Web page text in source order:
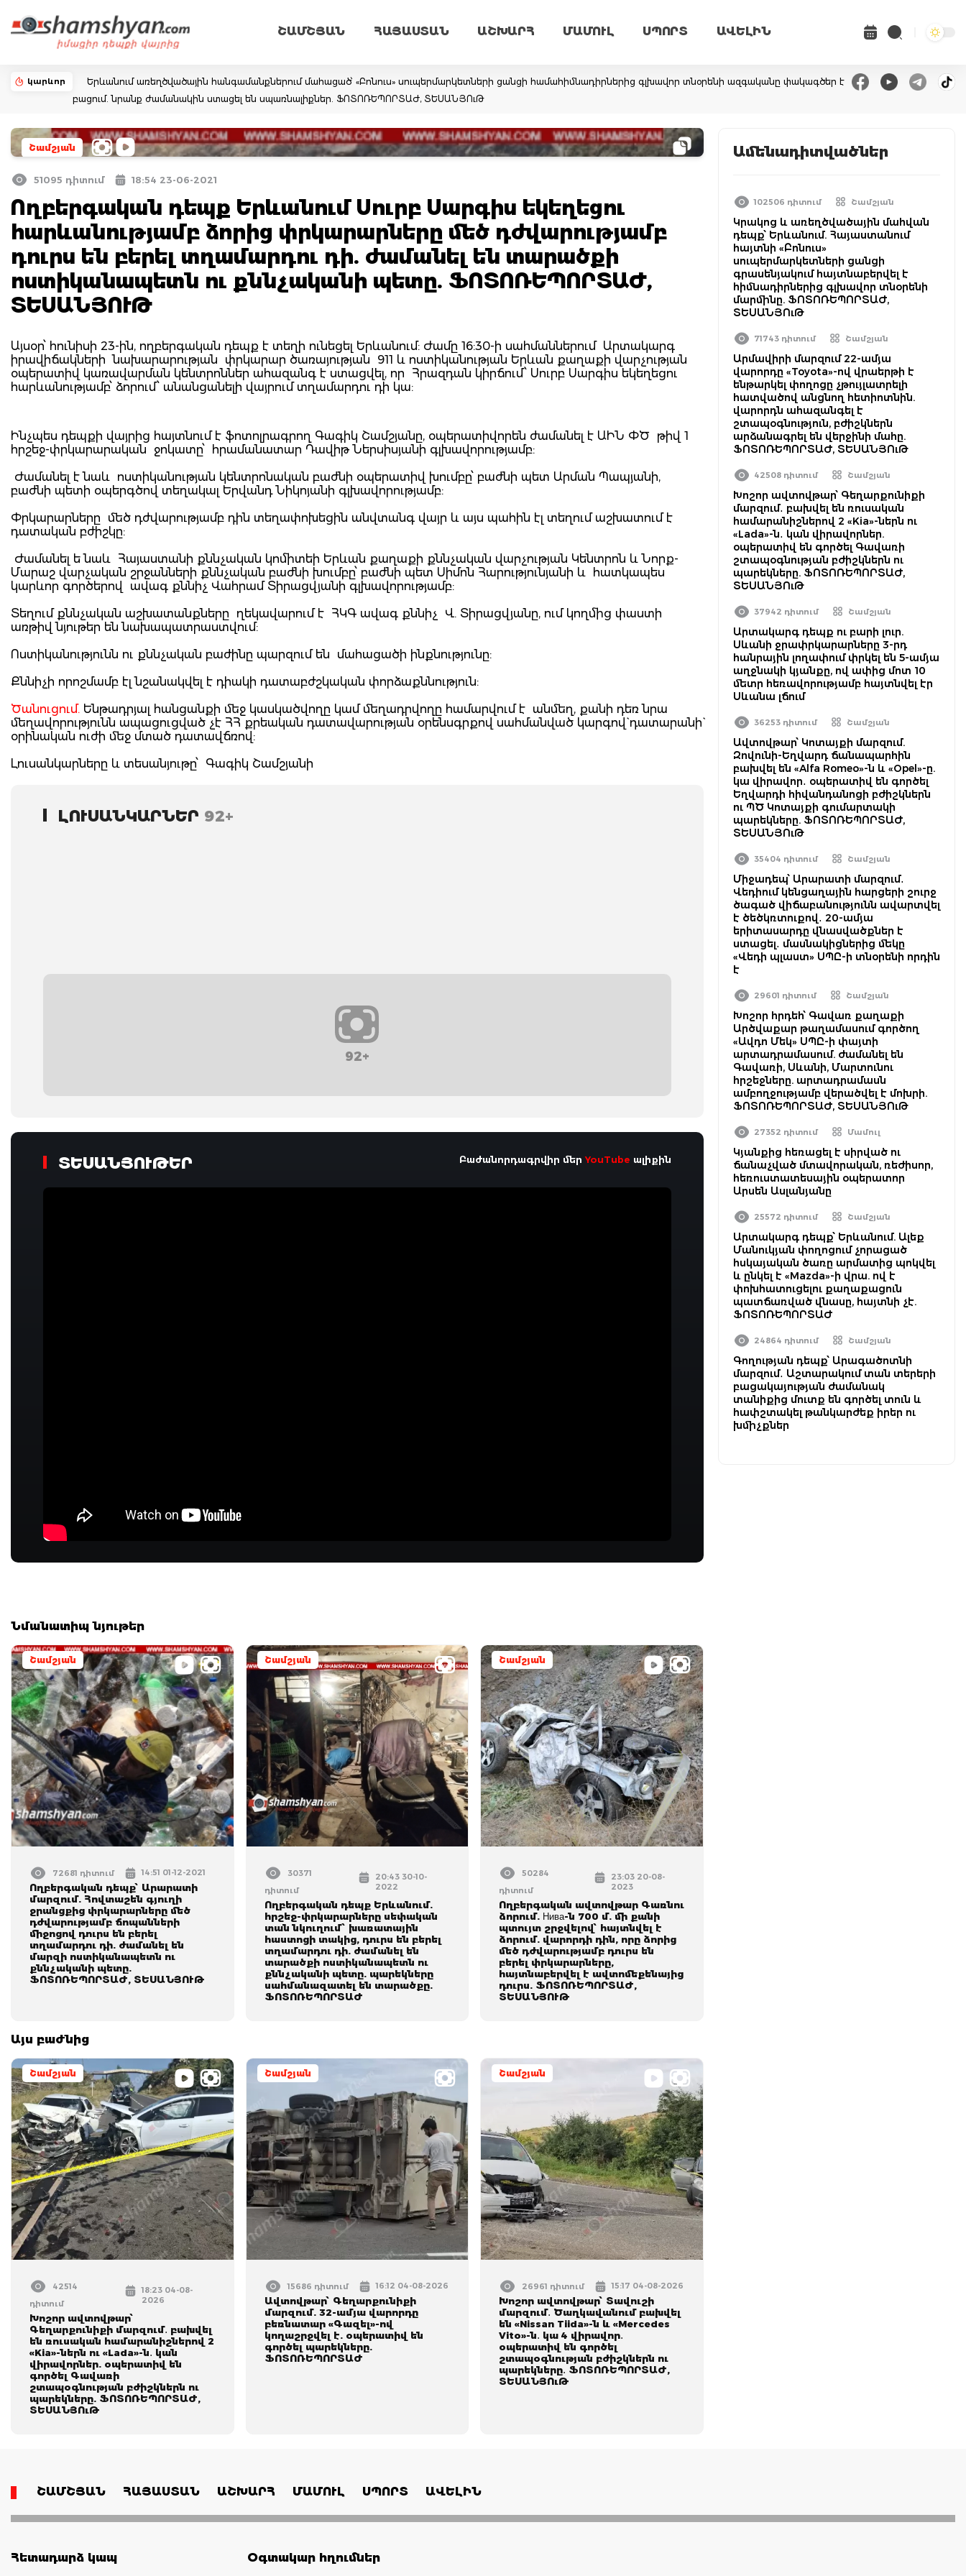
ՇԱՄՇՅԱՆ ՀԱՅԱՍՏԱՆ ԱՇԽԱՐՀ ՄԱՄՈՒԼ ՍՊՈՐՏ ԱՎԵԼԻՆ
կարևոր
Երևանում առեղծվածային հանգամանքներում մահացած՝ «Բոնուս» սուպերմարկետների ցանցի համահիմնադիրներից գլխավոր տնօրենի ազգականը փակագծեր է
բացում. նրանք ժամանակին ստացել են սպառնալիքներ. ՖՈՏՈՌԵՊՈՐՏԱԺ, ՏԵՍԱՆՅՈւԹ
Շամշյան
51095 դիտում 18:54 23-06-2021
Ողբերգական դեպք Երևանում Սուրբ Սարգիս եկեղեցու
հարևանությամբ ձորից փրկարարները մեծ դժվարությամբ
դուրս են բերել տղամարդու դի. ժամանել են տարածքի
ոստիկանապետն ու քննչականի պետը. ՖՈՏՈՌԵՊՈՐՏԱԺ,
ՏԵՍԱՆՅՈՒԹ
Այսօր՝ հունիսի 23-ին, ողբերգական դեպք է տեղի ունեցել Երևանում: Ժամը 16:30-ի սահմաններում Արտակարգ
իրավիճակների նախարարության փրկարար ծառայության 911 և ոստիկանության Երևան քաղաքի վարչության
օպերատիվ կառավարման կենտրոններ ահազանգ է ստացվել, որ Հրազդան կիրճում՝ Սուրբ Սարգիս եկեղեցու
հարևանությամբ՝ ձորում՝ անանցանելի վայրում տղամարդու դի կա:
Ինչպես դեպքի վայրից հայտնում է ֆոտոլրագրող Գագիկ Շամշյանը, օպերատիվորեն ժամանել է ԱԻՆ ՓԾ թիվ 1
հրշեջ-փրկարարական ջոկատը՝ հրամանատար Դավիթ Ներսիսյանի գլխավորությամբ:
Ժամանել է նաև ոստիկանության կենտրոնական բաժնի օպերատիվ խումբը՝ բաժնի պետ Արման Պապյանի,
բաժնի պետի օպերգծով տեղակալ Երվանդ Նիկոյանի գլխավորությամբ:
Փրկարարները մեծ դժվարությամբ դին տեղափոխեցին անվտանգ վայր և այս պահին էլ տեղում աշխատում է
դատական բժիշկը:
Ժամանել ե նաև Հայաստանի քննչական կոմիտեի Երևան քաղաքի քննչական վարչության Կենտրոն և Նորք-
Մարաշ վարչական շրջանների քննչական բաժնի խումբը՝ բաժնի պետ Սիմոն Հարությունյանի և հատկապես
կարևոր գործերով ավագ քննիչ Վահրամ Տիրացվյանի գլխավորությամբ:
Տեղում քննչական աշխատանքները ղեկավարում է ՀԿԳ ավագ քննիչ Վ. Տիրացվյանը, ում կողմից փաստի
առթիվ նյութեր են նախապատրաստվում:
Ոստիկանությունն ու քննչական բաժինը պարզում են մահացածի ինքնությունը:
Քննիչի որոշմամբ էլ նշանակվել է դիակի դատաբժշկական փորձաքննություն:
Ծանուցում. Ենթադրյալ հանցանքի մեջ կասկածվողը կամ մեղադրվողը համարվում է անմեղ, քանի դեռ նրա
մեղավորությունն ապացուցված չէ ՀՀ քրեական դատավարության օրենսգրքով սահմանված կարգով` դատարանի`
օրինական ուժի մեջ մտած դատավճռով:
Լուսանկարները և տեսանյութը՝ Գագիկ Շամշյանի
ԼՈՒՍԱՆԿԱՐՆԵՐ 92+
92+
ՏԵՍԱՆՅՈՒԹԵՐ Բաժանորդագրվիր մերYouTube ալիքին
Նմանատիպ նյութեր
Շամշյան
72681 դիտում 14:51 01-12-2021
Ողբերգական դեպք՝ Արարատի
մարզում. Հովտաշեն գյուղի
ջրանցքից փրկարարները մեծ
դժվարությամբ ճոպանների
միջոցով դուրս են բերել
տղամարդու դի. ժամանել են
մարզի ոստիկանապետն ու
քննչականի պետը.
ՖՈՏՈՌԵՊՈՐՏԱԺ, ՏԵՍԱՆՅՈՒԹ
Շամշյան
30371
դիտում
20:43 30-10-
2022
Ողբերգական դեպք Երևանում.
հրշեջ-փրկարարները սեփական
տան նկուղում՝ խառատային
հաստոցի տակից, դուրս են բերել
տղամարդու դի. ժամանել են
տարածքի ոստիկանապետն ու
քննչականի պետը. պարեկները
սահմանազատել են տարածքը.
ՖՈՏՈՌԵՊՈՐՏԱԺ
Շամշյան
50284
դիտում
23:03 20-08-
2023
Ողբերգական ավտովթար Գառնու
ձորում. Нива-ն 700 մ. մի քանի
պտույտ շրջվելով՝ հայտնվել է
ձորում. վարորդի դին, որը ձորից
մեծ դժվարությամբ դուրս են
բերել փրկարարները,
հայտնաբերվել է ավտոմեքենայից
դուրս. ՖՈՏՈՌԵՊՈՐՏԱԺ,
ՏԵՍԱՆՅՈՒԹ
Այս բաժնից
Շամշյան
42514
դիտում
18:23 04-08-
2026
Խոշոր ավտովթար՝
Գեղարքունիքի մարզում․ բախվել
են ռուսական համարանիշներով 2
«Kia»-ներն ու «Lada»-ն․ կան
վիրավորներ. օպերատիվ են
գործել Գավառի
շտապօգնության բժիշկներն ու
պարեկները. ՖՈՏՈՌԵՊՈՐՏԱԺ,
ՏԵՍԱՆՅՈւԹ
Շամշյան
15686 դիտում 16:12 04-08-2026
Ավտովթար՝ Գեղարքունիքի
մարզում. 32-ամյա վարորդը
բեռնատար «Գազել»-ով
կողաշրջվել է. օպերատիվ են
գործել պարեկները.
ՖՈՏՈՌԵՊՈՐՏԱԺ
Շամշյան
26961 դիտում 15:17 04-08-2026
Խոշոր ավտովթար՝ Տավուշի
մարզում․ Ծաղկավանում բախվել
են «Nissan Tiida»-ն և «Mercedes
Vito»-ն․ կա 4 վիրավոր․
օպերատիվ են գործել
շտապօգնության բժիշկներն ու
պարեկները․ ՖՈՏՈՌԵՊՈՐՏԱԺ,
ՏԵՍԱՆՅՈւԹ
Ամենադիտվածներ
102506 դիտում Շամշյան
Կրակոց և առեղծվածային մահվան
դեպք՝ Երևանում. Հայաստանում
հայտնի «Բոնուս»
սուպերմարկետների ցանցի
գրասենյակում հայտնաբերվել է
հիմնադիրներից գլխավոր տնօրենի
մարմինը. ՖՈՏՈՌԵՊՈՐՏԱԺ,
ՏԵՍԱՆՅՈւԹ
71743 դիտում Շամշյան
Արմավիրի մարզում 22-ամյա
վարորդը «Toyota»-ով վրաերթի է
ենթարկել փողոցը չթույլատրելի
հատվածով անցնող հետիոտնին.
վարորդն ահազանգել է
շտապօգնություն, բժիշկներն
արձանագրել են վերջինի մահը.
ՖՈՏՈՌԵՊՈՐՏԱԺ, ՏԵՍԱՆՅՈւԹ
42508 դիտում Շամշյան
Խոշոր ավտովթար՝ Գեղարքունիքի
մարզում․ բախվել են ռուսական
համարանիշներով 2 «Kia»-ներն ու
«Lada»-ն․ կան վիրավորներ.
օպերատիվ են գործել Գավառի
շտապօգնության բժիշկներն ու
պարեկները. ՖՈՏՈՌԵՊՈՐՏԱԺ,
ՏԵՍԱՆՅՈւԹ
37942 դիտում Շամշյան
Արտակարգ դեպք ու բարի լուր.
Սևանի ջրափրկարարները 3-րդ
հանրային լողափում փրկել են 5-ամյա
աղջնակի կյանքը, ով ափից մոտ 10
մետր հեռավորությամբ հայտնվել էր
Սևանա լճում
36253 դիտում Շամշյան
Ավտովթար՝ Կոտայքի մարզում.
Զովունի-Եղվարդ ճանապարհին
բախվել են «Alfa Romeo»-ն և «Opel»-ը.
կա վիրավոր․ օպերատիվ են գործել
Եղվարդի հիվանդանոցի բժիշկներն
ու ՊԾ Կոտայքի գումարտակի
պարեկները. ՖՈՏՈՌԵՊՈՐՏԱԺ,
ՏԵՍԱՆՅՈւԹ
35404 դիտում Շամշյան
Միջադեպ՝ Արարատի մարզում․
Վեդիում կենցաղային հարցերի շուրջ
ծագած վիճաբանությունն ավարտվել
է ծեծկռտուքով․ 20-ամյա
երիտասարդը վնասվածքներ է
ստացել․ մասնակիցներից մեկը
«Վեդի պլաստ» ՍՊԸ-ի տնօրենի որդին
է
29601 դիտում Շամշյան
Խոշոր հրդեհ՝ Գավառ քաղաքի
Արծվաքար թաղամասում գործող
«Ավդո Մեկ» ՍՊԸ-ի փայտի
արտադրամասում. ժամանել են
Գավառի, Սևանի, Մարտունու
հրշեջները. արտադրամասն
ամբողջությամբ վերածվել է մոխրի.
ՖՈՏՈՌԵՊՈՐՏԱԺ, ՏԵՍԱՆՅՈւԹ
27352 դիտում Մամուլ
Կյանքից հեռացել է սիրված ու
ճանաչված մտավորական, ռեժիսոր,
հեռուստատեսային օպերատոր
Արսեն Ասլանյանը
25572 դիտում Շամշյան
Արտակարգ դեպք՝ Երևանում. Ալեք
Մանուկյան փողոցում չորացած
հսկայական ծառը արմատից պոկվել
և ընկել է «Mazda»-ի վրա. ով է
փոխհատուցելու քաղաքացուն
պատճառված վնասը, հայտնի չէ.
ՖՈՏՈՌԵՊՈՐՏԱԺ
24864 դիտում Շամշյան
Գողության դեպք՝ Արագածոտնի
մարզում․ Աշտարակում տան տերերի
բացակայության ժամանակ
տանիքից մուտք են գործել տուն և
հափշտակել թանկարժեք իրեր ու
խմիչքներ
ՇԱՄՇՅԱՆ ՀԱՅԱՍՏԱՆ ԱՇԽԱՐՀ ՄԱՄՈՒԼ ՍՊՈՐՏ ԱՎԵԼԻՆ
Հետադարձ կապ Օգտակար հղումներ